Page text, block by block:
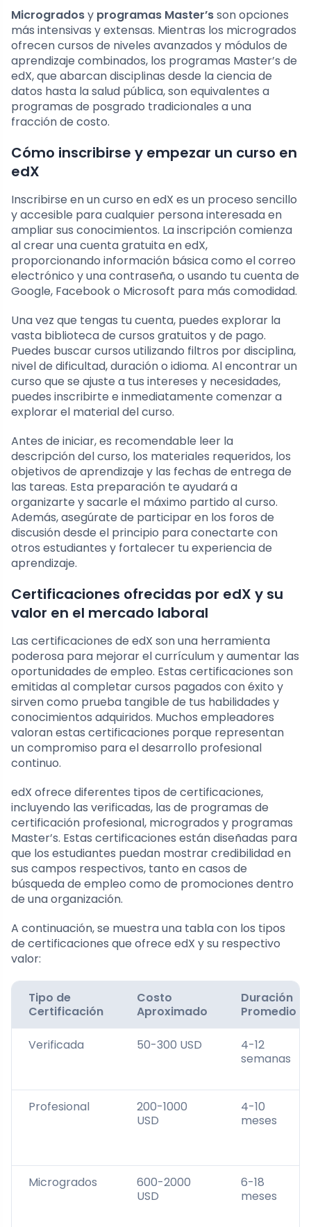
Microgradosy programas Master’sson opciones
más intensivas y extensas. Mientras los microgrados
ofrecen cursos de niveles avanzados y módulos de
aprendizaje combinados, los programas Master’s de
edX, que abarcan disciplinas desde la ciencia de
datos hasta la salud pública, son equivalentes a
programas de posgrado tradicionales a una
fracción de costo.
Cómo inscribirse y empezar un curso en
edX
Inscribirse en un curso en edX es un proceso sencillo
y accesible para cualquier persona interesada en
ampliar sus conocimientos. La inscripción comienza
al crear una cuenta gratuita en edX,
proporcionando información básica como el correo
electrónico y una contraseña, o usando tu cuenta de
Google, Facebook o Microsoft para más comodidad.
Una vez que tengas tu cuenta, puedes explorar la
vasta biblioteca de cursos gratuitos y de pago.
Puedes buscar cursos utilizando filtros por disciplina,
nivel de dificultad, duración o idioma. Al encontrar un
curso que se ajuste a tus intereses y necesidades,
puedes inscribirte e inmediatamente comenzar a
explorar el material del curso.
Antes de iniciar, es recomendable leer la
descripción del curso, los materiales requeridos, los
objetivos de aprendizaje y las fechas de entrega de
las tareas. Esta preparación te ayudará a
organizarte y sacarle el máximo partido al curso.
Además, asegúrate de participar en los foros de
discusión desde el principio para conectarte con
otros estudiantes y fortalecer tu experiencia de
aprendizaje.
Certificaciones ofrecidas por edX y su
valor en el mercado laboral
Las certificaciones de edX son una herramienta
poderosa para mejorar el currículum y aumentar las
oportunidades de empleo. Estas certificaciones son
emitidas al completar cursos pagados con éxito y
sirven como prueba tangible de tus habilidades y
conocimientos adquiridos. Muchos empleadores
valoran estas certificaciones porque representan
un compromiso para el desarrollo profesional
continuo.
edX ofrece diferentes tipos de certificaciones,
incluyendo las verificadas, las de programas de
certificación profesional, microgrados y programas
Master’s. Estas certificaciones están diseñadas para
que los estudiantes puedan mostrar credibilidad en
sus campos respectivos, tanto en casos de
búsqueda de empleo como de promociones dentro
de una organización.
A continuación, se muestra una tabla con los tipos
de certificaciones que ofrece edX y su respectivo
valor:
Tipo de
Certificación
Costo
Aproximado
Duración
Promedio
Verificada 50-300 USD
4-12
semanas
Profesional
200-1000
USD
4-10
meses
Microgrados
600-2000
USD
6-18
meses